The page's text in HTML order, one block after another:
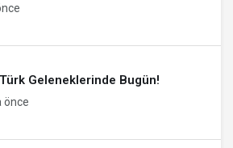
Geleneklerinde Bugün!
önce